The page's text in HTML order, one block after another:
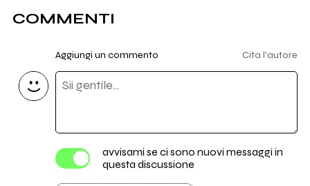
4. La Libera E Democratica Società Moderna
5. Le Tue Labbra Grigio-Blu
7. Una Fantasia Strumentale
COMMENTI
Aggiungi un commento Cita l'autore
avvisami se ci sono nuovi messaggi in
questa discussione